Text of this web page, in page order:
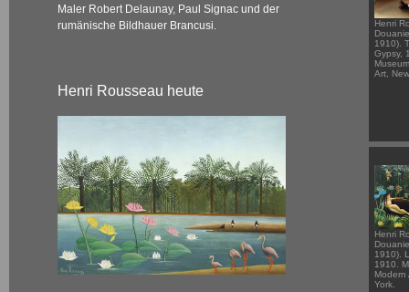
Maler Robert Delaunay, Paul Signac und der
rumänische Bildhauer Brancusi.
Henri Rousseau heute
Henri
1910).
Gypsy,
Art,
Henri
1910).
1910.
Modern
York.